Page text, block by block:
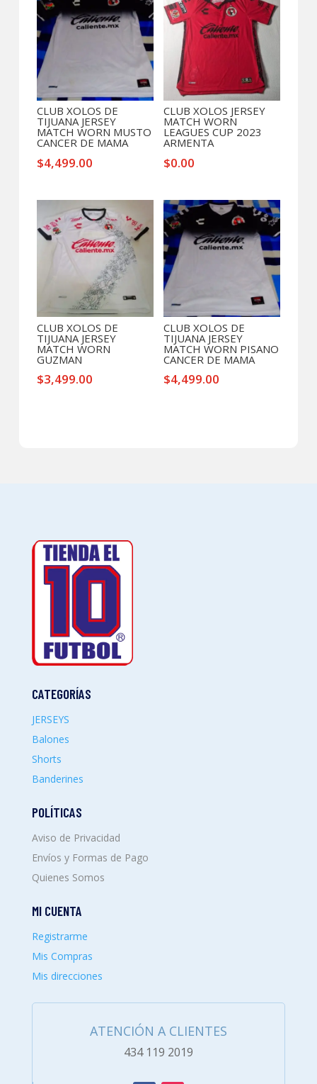
CLUB XOLOS DE
TIJUANA JERSEY
MATCH WORN MUSTO
CANCER DE MAMA
$4,499.00
CLUB XOLOS JERSEY
MATCH WORN
LEAGUES CUP 2023
ARMENTA
$0.00
CLUB XOLOS DE
TIJUANA JERSEY
MATCH WORN
GUZMAN
$3,499.00
CLUB XOLOS DE
TIJUANA JERSEY
MATCH WORN PISANO
CANCER DE MAMA
$4,499.00
CATEGORÍAS
JERSEYS
Balones
Shorts
Banderines
POLÍTICAS
Aviso de Privacidad
Envíos y Formas de Pago
Quienes Somos
MI CUENTA
Registrarme
Mis Compras
Mis direcciones
ATENCIÓN A CLIENTES
434 119 2019